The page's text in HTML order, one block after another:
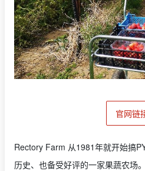
官网链
Rectory Farm 从1981年就开始搞
历史、也备受好评的一家果蔬农场